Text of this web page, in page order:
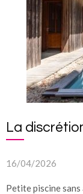
La
16/04/2026
Petite piscine sans